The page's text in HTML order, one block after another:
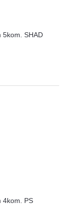
5kom. SHAD
4kom. PS